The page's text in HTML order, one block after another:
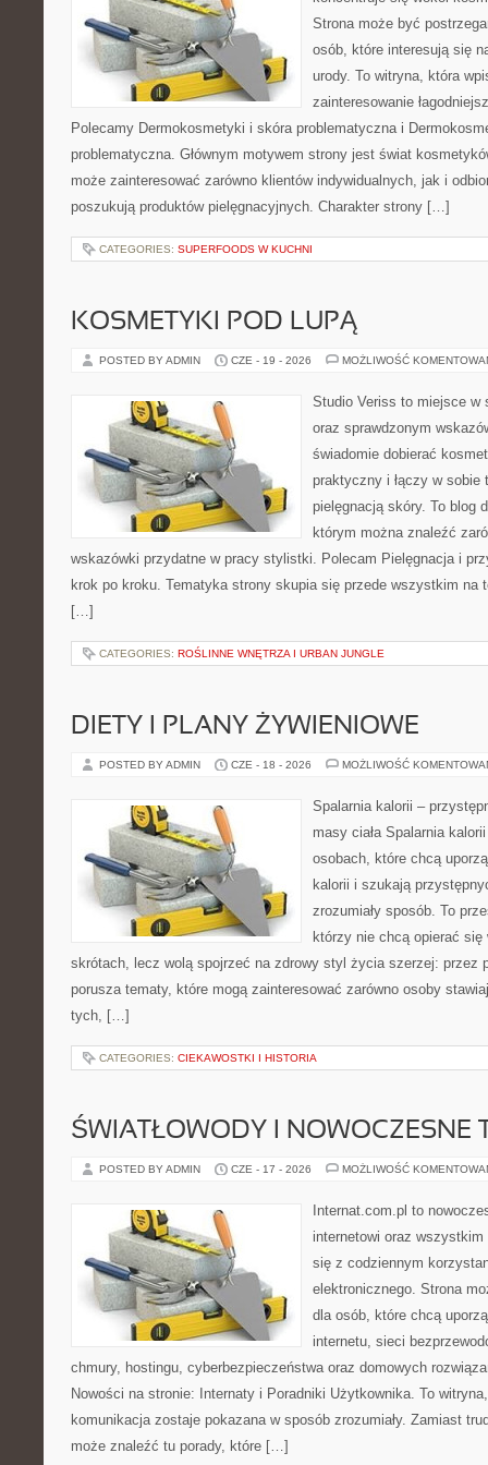
Strona może być
osób, które interesują się
urody. To witryna, która
zainteresowanie
Polecamy Dermokosmetyki i skóra problematyczna i
problematyczna. Głównym motywem strony jest świat
może zainteresować zarówno klientów indywidualnych, jak i
poszukują produktów pielęgnacyjnych. Charakter strony […]
CATEGORIES: SUPERFOODS W KUCHNI
KOSMETYKI POD LUPĄ
POSTED BY ADMIN CZE - 19 - 2026 MOŻLIWOŚĆ
Studio Veriss to miejsce w
oraz sprawdzonym
świadomie dobierać
praktyczny i łączy w sobie
pielęgnacją skóry. To blog
którym można znaleźć
wskazówki przydatne w pracy stylistki. Polecam Pielęgnacja i
krok po kroku. Tematyka strony skupia się przede wszystkim na
[…]
CATEGORIES: ROŚLINNE WNĘTRZA I URBAN JUNGLE
DIETY I PLANY ŻYWIENIOWE
POSTED BY ADMIN CZE - 18 - 2026 MOŻLIWOŚĆ
Spalarnia kalorii –
masy ciała Spalarnia
osobach, które chcą
kalorii i szukają
zrozumiały sposób. To
którzy nie chcą opierać się
skrótach, lecz wolą spojrzeć na zdrowy styl życia szerzej: przez
porusza tematy, które mogą zainteresować zarówno osoby
tych, […]
CATEGORIES: CIEKAWOSTKI I HISTORIA
ŚWIATŁOWODY I NOWOCZESNE
POSTED BY ADMIN CZE - 17 - 2026 MOŻLIWOŚĆ
Internat.com.pl to
internetowi oraz
się z codziennym
elektronicznego. Strona
dla osób, które chcą
internetu, sieci
chmury, hostingu, cyberbezpieczeństwa oraz domowych
Nowości na stronie: Internaty i Poradniki Użytkownika. To
komunikacja zostaje pokazana w sposób zrozumiały. Zamiast
może znaleźć tu porady, które […]